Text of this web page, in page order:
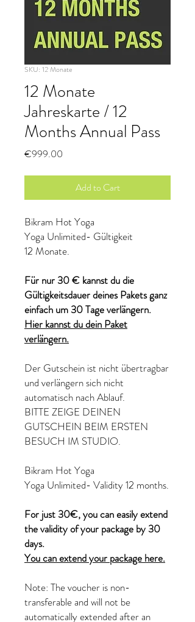
SKU: 12 Monate
12 Monate
Jahreskarte / 12
Months Annual Pass
€999.00
Add to Cart
Bikram Hot Yoga
Yoga Unlimited- Gültigkeit
12 Monate.
Für nur 30 € kannst du die
Gültigkeitsdauer deines Pakets ganz
einfach um 30 Tage verlängern.
Hier kannst du dein Paket
verlängern.
Der Gutschein ist nicht übertragbar
und verlängern sich nicht
automatisch nach Ablauf.
BITTE ZEIGE DEINEN
GUTSCHEIN BEIM ERSTEN
BESUCH IM STUDIO.
Bikram Hot Yoga
Yoga Unlimited- Validity 12 months.
For just 30€, you can easily extend
the validity of your package by 30
days.
You can extend your package here.
Note: The voucher is non-
transferable and will not be
automatically extended after an